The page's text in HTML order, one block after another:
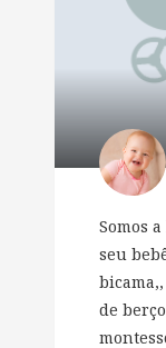
Somos
seu
de